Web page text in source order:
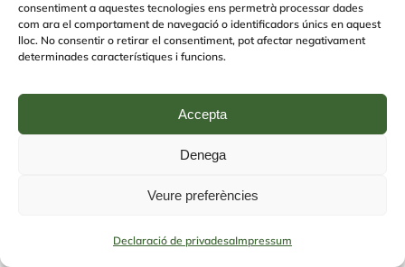
consentiment a aquestes tecnologies ens permetrà processar dades
com ara el comportament de navegació o identificadors únics en aquest
lloc. No consentir o retirar el consentiment, pot afectar negativament
determinades característiques i funcions.
Accepta
Denega
Veure preferències
Declaració de privadesaImpressum
Detecció i prevenció de
l’assetjament escolar (Edició 4)